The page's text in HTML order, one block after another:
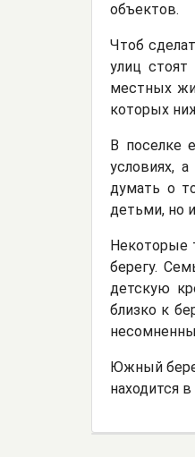
объектов.
Чтоб
улиц
местных
которых
В поселке
условиях,
думать о
детьми, но
Некоторые
берегу.
детскую
близко к
Южный
находится